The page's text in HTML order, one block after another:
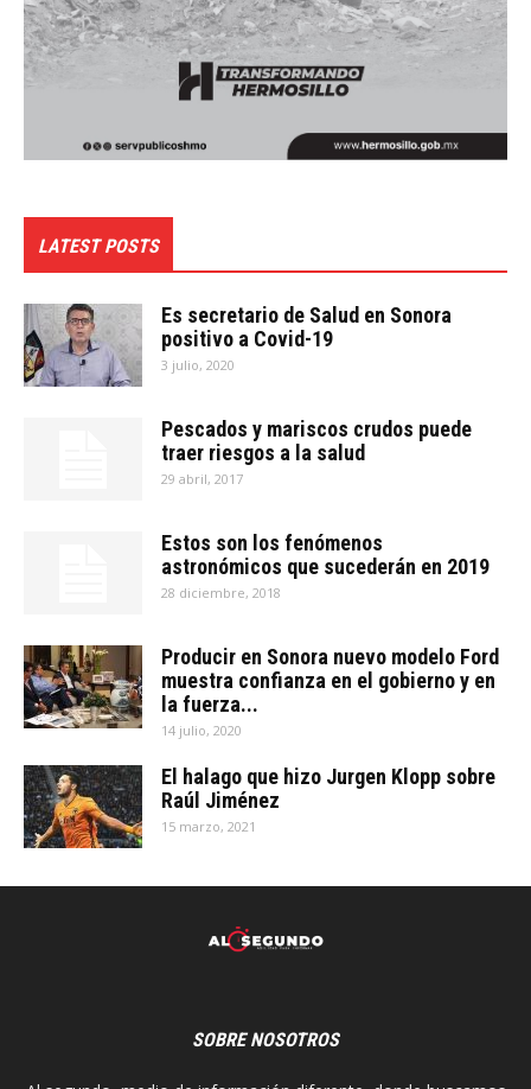
LATEST POSTS
Es secretario de Salud en Sonora
positivo a Covid-19
3 julio, 2020
Pescados y mariscos crudos puede
traer riesgos a la salud
29 abril, 2017
Estos son los fenómenos
astronómicos que sucederán en 2019
28 diciembre, 2018
Producir en Sonora nuevo modelo Ford
muestra confianza en el gobierno y en
la fuerza...
14 julio, 2020
El halago que hizo Jurgen Klopp sobre
Raúl Jiménez
15 marzo, 2021
SOBRE NOSOTROS